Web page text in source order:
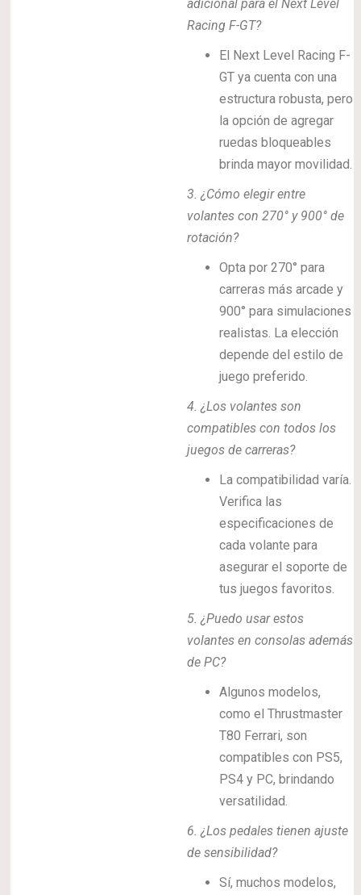
adicional para el Next Level
Racing F-GT?
El Next Level Racing F-
GT ya cuenta con una
estructura robusta, pero
la opción de agregar
ruedas bloqueables
brinda mayor movilidad.
3. ¿Cómo elegir entre
volantes con 270° y 900° de
rotación?
Opta por 270° para
carreras más arcade y
900° para simulaciones
realistas. La elección
depende del estilo de
juego preferido.
4. ¿Los volantes son
compatibles con todos los
juegos de carreras?
La compatibilidad varía.
Verifica las
especificaciones de
cada volante para
asegurar el soporte de
tus juegos favoritos.
5. ¿Puedo usar estos
volantes en consolas además
de PC?
Algunos modelos,
como el Thrustmaster
T80 Ferrari, son
compatibles con PS5,
PS4 y PC, brindando
versatilidad.
6. ¿Los pedales tienen ajuste
de sensibilidad?
Sí, muchos modelos,